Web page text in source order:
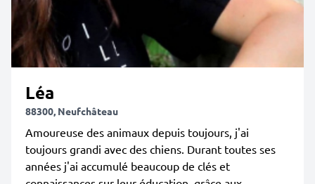
Léa
88300, Neufchâteau
Amoureuse des animaux depuis toujours, j'ai
toujours grandi avec des chiens. Durant toutes ses
années j'ai accumulé beaucoup de clés et